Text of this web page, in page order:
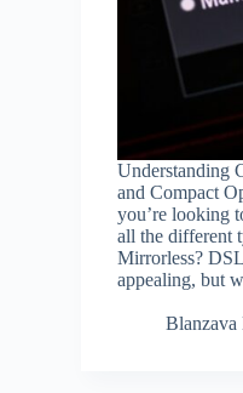
Understanding
and Compact
you’re looking
all the different
Mirrorless?
appealing, but
Blanzava